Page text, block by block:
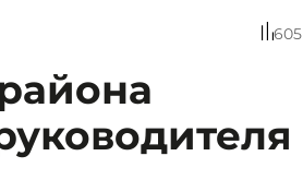
605